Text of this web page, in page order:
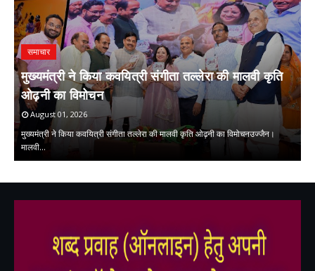
समाचार
मुख्यमंत्री ने किया कवयित्री संगीता तल्लेरा की मालवी कृति
ओढ़नी का विमोचन
August 01, 2026
मुख्यमंत्री ने किया कवयित्री संगीता तल्लेरा की मालवी कृति ओढ़नी का विमोचनउज्जैन।
मालवी…